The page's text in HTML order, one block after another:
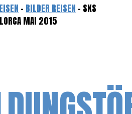
- BILDER REISEN - SKS
MAI 2015